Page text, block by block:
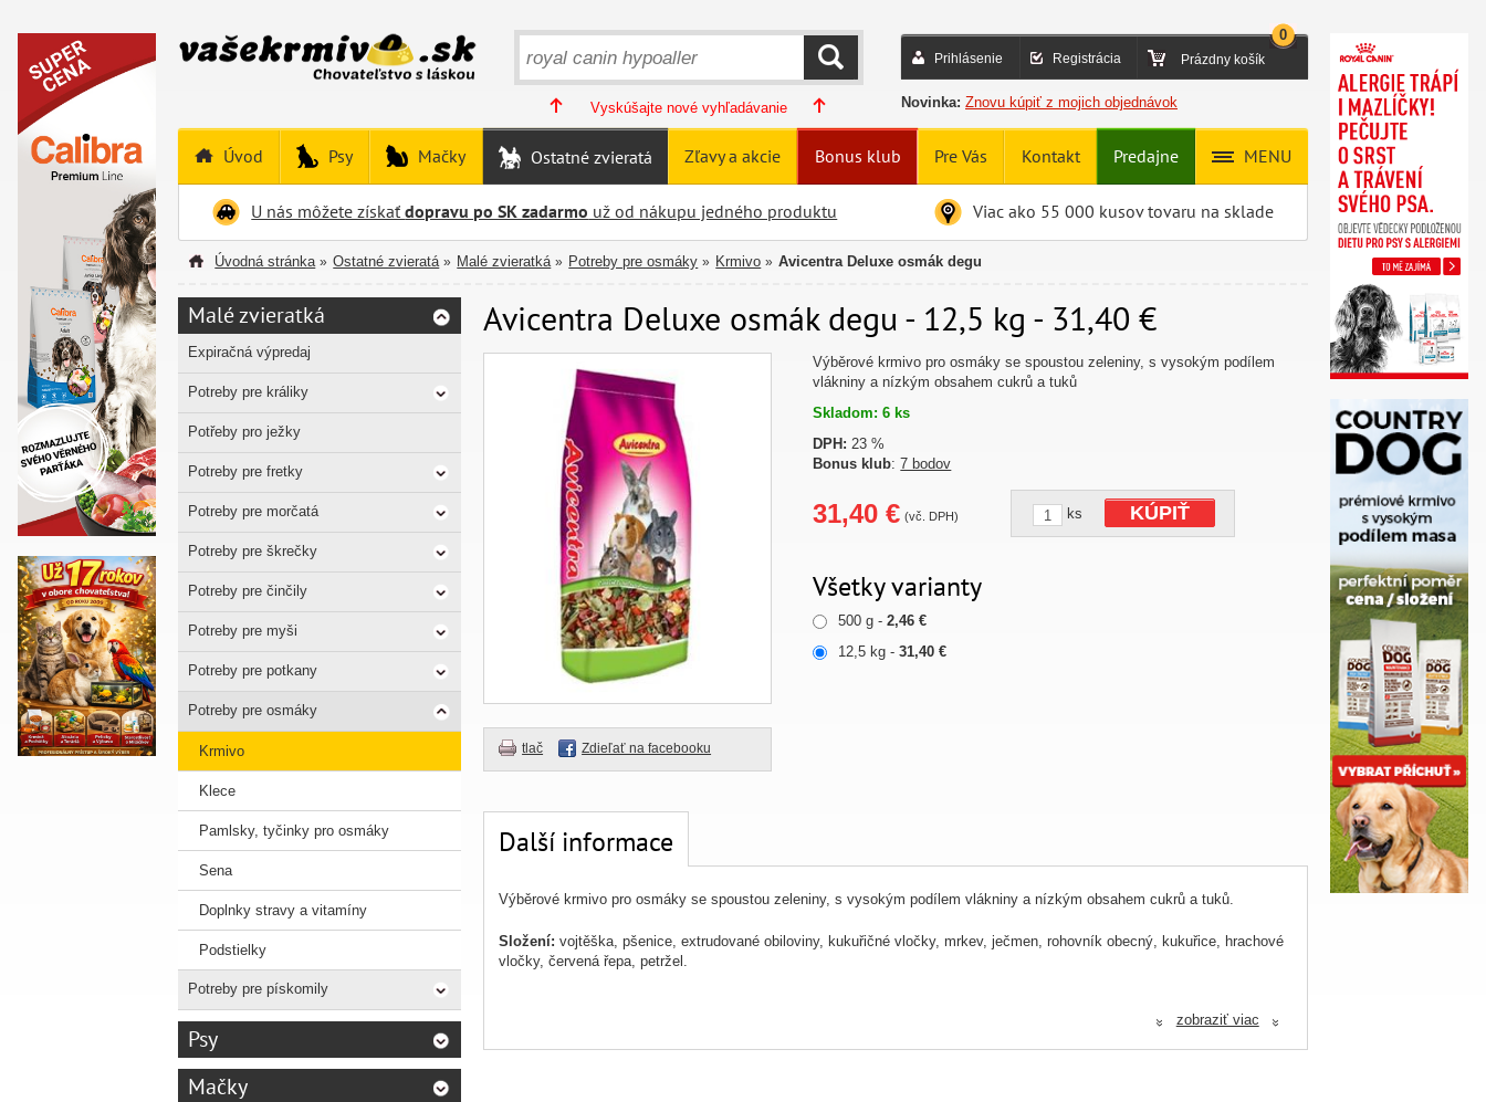
Prihlásenie Registrácia Prázdny košík
0
Novinka: Znovu kúpiť z mojich objednávok
HĽADAŤ
Vyskúšajte nové vyhľadávanie
Úvod Psy Mačky Ostatné zvieratá Zľavy a akcie Bonus klub Pre Vás Kontakt Predajne MENU
U nás môžete získaťdopravu po SK zadarmo už od nákupu jedného produktu Viac ako 55 000 kusov tovaru na sklade
Úvodná stránka » Ostatné zvieratá » Malé zvieratká » Potreby pre osmáky » Krmivo » Avicentra Deluxe osmák degu
Avicentra Deluxe osmák degu - 12,5 kg - 31,40 €
tlač Zdieľať na facebooku
Výběrové krmivo pro osmáky se spoustou zeleniny, s vysokým podílem
vlákniny a nízkým obsahem cukrů a tuků
Skladom: 6 ks
DPH: 23 %
Bonus klub:7 bodov
31,40 € (vč. DPH) ks KÚPIŤ
Všetky varianty
500 g -2,46 €
12,5 kg -31,40 €
Další informace
Výběrové krmivo pro osmáky se spoustou zeleniny, s vysokým podílem vlákniny a nízkým obsahem cukrů a tuků.
Složení: vojtěška, pšenice, extrudované obiloviny, kukuřičné vločky, mrkev, ječmen, rohovník obecný, kukuřice, hrachové
vločky, červená řepa, petržel.
« zobraziť viac «
Malé zvieratká
Expiračná výpredaj
Potreby pre králiky
Potřeby pro ježky
Potreby pre fretky
Potreby pre morčatá
Potreby pre škrečky
Potreby pre činčily
Potreby pre myši
Potreby pre potkany
Potreby pre osmáky
Krmivo
Klece
Pamlsky, tyčinky pro osmáky
Sena
Doplnky stravy a vitamíny
Podstielky
Potreby pre pískomily
Psy
Mačky